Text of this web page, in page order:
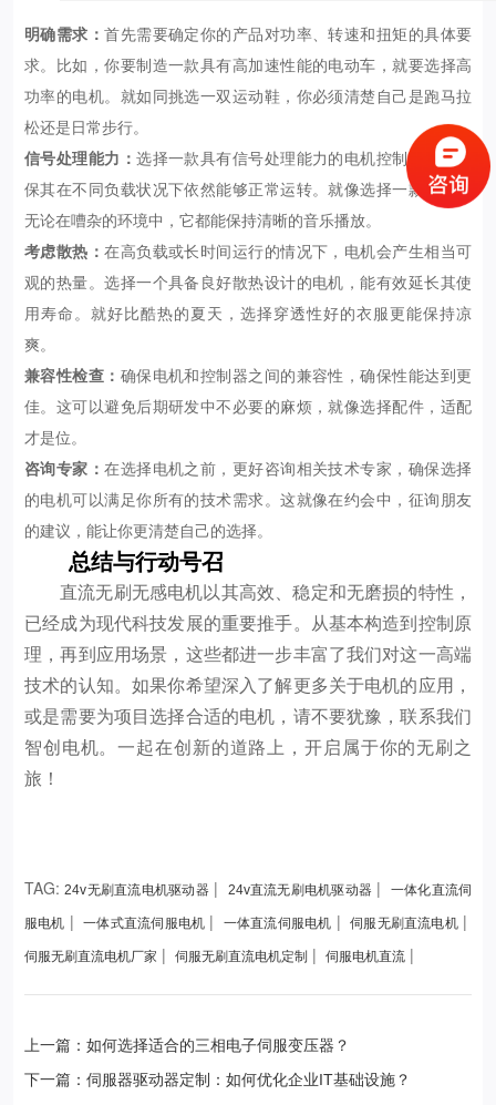
明确需求：首先需要确定你的产品对功率、转速和扭矩的具体要
求。比如，你要制造一款具有高加速性能的电动车，就要选择高
功率的电机。就如同挑选一双运动鞋，你必须清楚自己是跑马拉
松还是日常步行。
信号处理能力：选择一款具有信号处理能力的电机控制器，以确
保其在不同负载状况下依然能够正常运转。就像选择一款耳机，
无论在嘈杂的环境中，它都能保持清晰的音乐播放。
考虑散热：在高负载或长时间运行的情况下，电机会产生相当可
观的热量。选择一个具备良好散热设计的电机，能有效延长其使
用寿命。就好比酷热的夏天，选择穿透性好的衣服更能保持凉
爽。
兼容性检查： 确保电机和控制器之间的兼容性，确保性能达到更
佳。这可以避免后期研发中不必要的麻烦，就像选择配件，适配
才是位。
咨询专家：在选择电机之前，更好咨询相关技术专家，确保选择
的电机可以满足你所有的技术需求。这就像在约会中，征询朋友
的建议，能让你更清楚自己的选择。
总结与行动号召
直流无刷无感电机以其高效、稳定和无磨损的特性，
已经成为现代科技发展的重要推手。从基本构造到控制原
理，再到应用场景，这些都进一步丰富了我们对这一高端
技术的认知。如果你希望深入了解更多关于电机的应用，
或是需要为项目选择合适的电机，请不要犹豫，联系我们
智创电机。一起在创新的道路上，开启属于你的无刷之
旅！
TAG:24v无刷直流电机驱动器| 24v直流无刷电机驱动器 | 一体化直流伺
服电机 |一体式直流伺服电机 | 一体直流伺服电机 |伺服无刷直流电机|
伺服无刷直流电机厂家 | 伺服无刷直流电机定制 | 伺服电机直流 |
上一篇：如何选择适合的三相电子伺服变压器？
下一篇：伺服器驱动器定制：如何优化企业IT基础设施？